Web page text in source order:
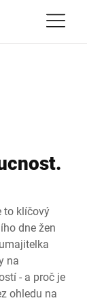
to klíčový
dne žen
na
- a proč je
ohledu na